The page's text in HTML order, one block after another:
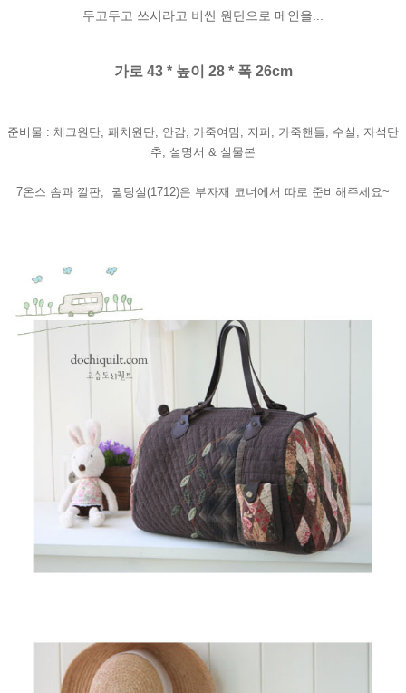
두고두고 쓰시라고 비싼 원단으로 메인을...
가로 43 * 높이 28 * 폭 26cm
준비물 : 체크원단, 패치원단, 안감, 가죽여밈, 지퍼, 가죽핸들, 수실, 자석단
추, 설명서 & 실물본
7온스 솜과 깔판, 퀼팅실(1712)은 부자재 코너에서 따로 준비해주세요~